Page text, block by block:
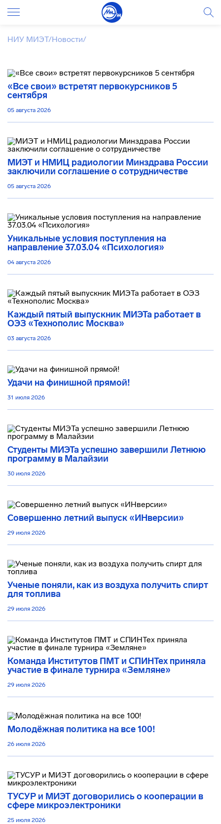
НИУ МИЭТ/Новости/
«Все свои» встретят первокурсников 5
сентября
05 августа 2026
МИЭТ и НМИЦ радиологии Минздрава России
заключили соглашение о сотрудничестве
05 августа 2026
Уникальные условия поступления на
направление 37.03.04 «Психология»
04 августа 2026
Каждый пятый выпускник МИЭТа работает в
ОЭЗ «Технополис Москва»
03 августа 2026
Удачи на финишной прямой!
31 июля 2026
Студенты МИЭТа успешно завершили Летнюю
программу в Малайзии
30 июля 2026
Совершенно летний выпуск «ИНверсии»
29 июля 2026
Ученые поняли, как из воздуха получить спирт
для топлива
29 июля 2026
Команда Институтов ПМТ и СПИНТех приняла
участие в финале турнира «Земляне»
29 июля 2026
Молодёжная политика на все 100!
26 июля 2026
ТУСУР и МИЭТ договорились о кооперации в
сфере микроэлектроники
25 июля 2026